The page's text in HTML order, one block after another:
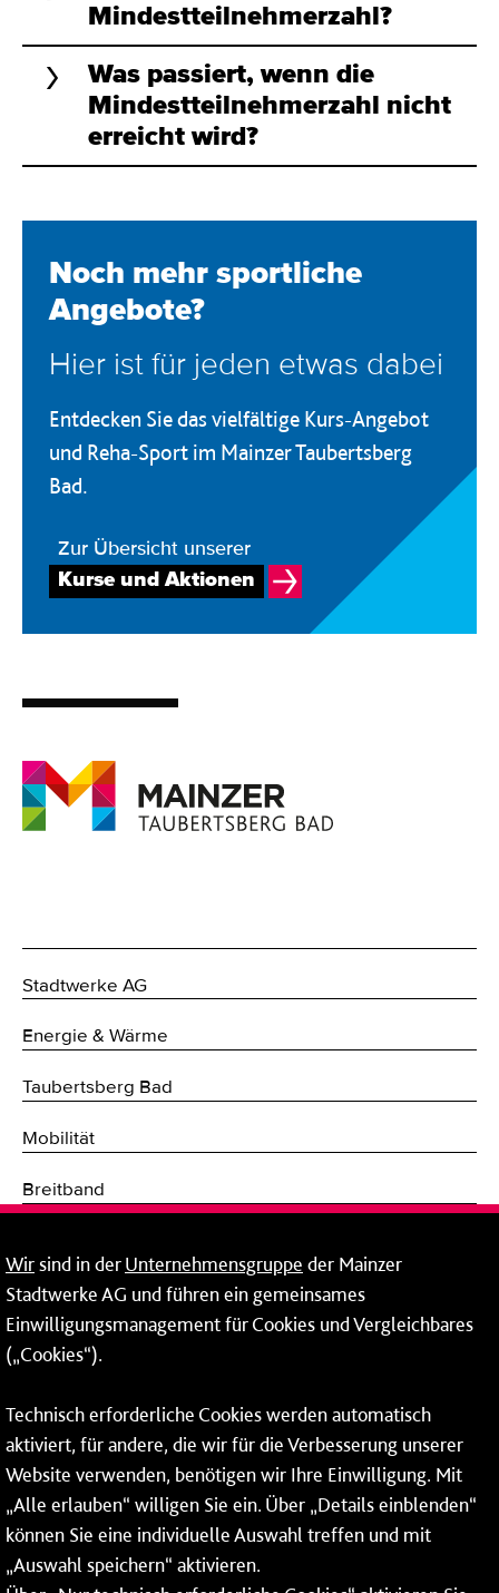
Mindestteilnehmerzahl?
Was passiert, wenn die
Mindestteilnehmerzahl nicht
erreicht wird?
Noch mehr sport­liche
Angebote?
Hier ist für jeden etwas dabei
Entdecken Sie das vielfältige Kurs-Angebot
und Reha-Sport im Mainzer Taubertsberg
Bad.
Zur Übersicht unserer
Kurse und Aktionen
Stadtwerke AG
Energie & Wärme
Taubertsberg Bad
Mobilität
Breitband
Netze
Mainzer Taubertsberg Bad
Tel.:06131 - 12 91 00
Wirsind in derUnternehmensgruppe der Mainzer
Stadtwerke AG und führen ein gemeinsames
Einwilligungsmanagement für Cookies und Vergleichbares
(„Cookies“).
Technisch erforderliche Cookies werden automatisch
aktiviert, für andere, die wir für die Verbesserung unserer
Website verwenden, benötigen wir Ihre Einwilligung. Mit
„Alle erlauben“ willigen Sie ein. Über „Details einblenden“
können Sie eine individuelle Auswahl treffen und mit
„Auswahl speichern“ aktivieren.